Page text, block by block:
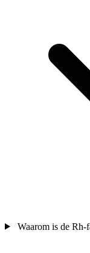
Waarom is de Rh-